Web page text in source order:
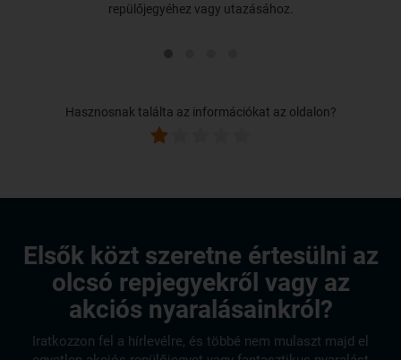
repülőjegyéhez vagy utazásához.
Hasznosnak találta az információkat az oldalon?
Elsők közt szeretne értesülni az
olcsó repjegyekről vagy az
akciós nyaralásainkról?
Iratkozzon fel a hírlevélre, és többé nem mulaszt majd el